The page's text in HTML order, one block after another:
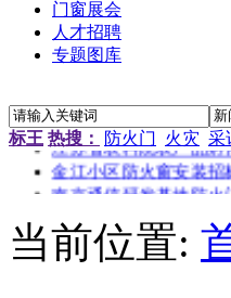
门窗展会
人才招聘
专题图库
标王 热搜： 防火门 火灾 采
“新居工程”塑钢门窗工
江苏省农科院农产品
金江小区防火窗安装招
南京通信研发基地防火
资料档案库房铝合金防
金江小区防火窗安装招
当前位置: